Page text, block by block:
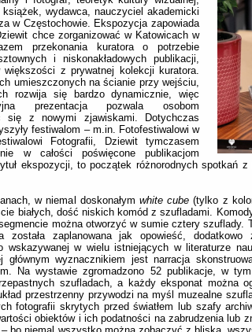
książek, wydawca, nauczyciel akademicki
w Częstochowie. Ekspozycja zapowiada
chce zorganizować w Katowicach w
przekonania kuratora o potrzebie
i niskonakładowych publikacji,
z prywatnej kolekcji kuratora.
umieszczonych na ścianie przy wejściu,
rozwija się bardzo dynamicznie, więc
prezentacja pozwala osobom
się z nowymi zjawiskami. Dotychczas
festiwalom – m.in. Fotofestiwalowi w
Fotografii, Dziewit tymczasem
w całości poświęcone publikacjom
ekspozycji, to początek różnorodnych spotkań z
w niemal doskonałym white cube(tylko z
białych, dość niskich komód z szufladami.
można otworzyć w sumie cztery szuflady.
została zaplanowana jak opowieść,
wskazywanej w wielu istniejących w literaturze
głównym wyznacznikiem jest narracja
Na wystawie zgromadzono 52 publikacje, w
szufladach, a każdy eksponat można
przestrzenny przywodzi na myśl muzealne
fotografii skrytych przed światłem lub szafy
obiektów i ich podatności na zabrudzenia lub